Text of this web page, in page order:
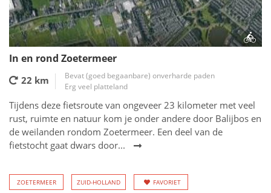
In en rond Zoetermeer
22 km
Bevat (goed begaanbare) onverharde paden
Erg veel platteland
Tijdens deze fietsroute van ongeveer 23 kilometer met veel
rust, ruimte en natuur kom je onder andere door Balijbos en
de weilanden rondom Zoetermeer. Een deel van de
fietstocht gaat dwars door...
ZOETERMEER ZUID-HOLLAND FAVORIET